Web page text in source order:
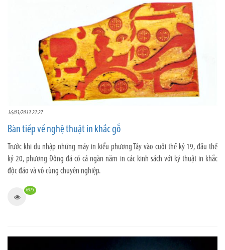
16/03/2013 22:27
Bàn tiếp về nghệ thuật in khắc gỗ
Trước khi du nhập những máy in kiểu phương Tây vào cuối thế kỷ 19, đầu thế
kỷ 20, phương Đông đã có cả ngàn năm in các kinh sách với kỹ thuật in khắc
độc đáo và vô cùng chuyên nghiệp.
6975